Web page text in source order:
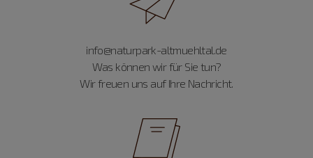
info@naturpark-altmuehltal.de
Was können wir für Sie tun?
Wir freuen uns auf Ihre Nachricht.